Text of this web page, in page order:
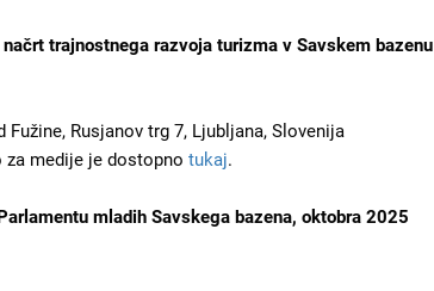
trajnostnega razvoja turizma v Savskem bazenu
Rusjanov trg 7, Ljubljana, Slovenija
za medije je dostopno tukaj.
mladih Savskega bazena, oktobra 2025